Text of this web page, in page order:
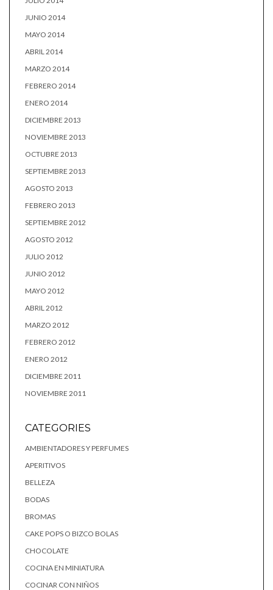
JUNIO 2014
MAYO 2014
ABRIL 2014
MARZO 2014
FEBRERO 2014
ENERO 2014
DICIEMBRE 2013
NOVIEMBRE 2013
OCTUBRE 2013
SEPTIEMBRE 2013
AGOSTO 2013
FEBRERO 2013
SEPTIEMBRE 2012
AGOSTO 2012
JULIO 2012
JUNIO 2012
MAYO 2012
ABRIL 2012
MARZO 2012
FEBRERO 2012
ENERO 2012
DICIEMBRE 2011
NOVIEMBRE 2011
CATEGORIES
AMBIENTADORES Y PERFUMES
APERITIVOS
BELLEZA
BODAS
BROMAS
CAKE POPS O BIZCO BOLAS
CHOCOLATE
COCINA EN MINIATURA
COCINAR CON NIÑOS